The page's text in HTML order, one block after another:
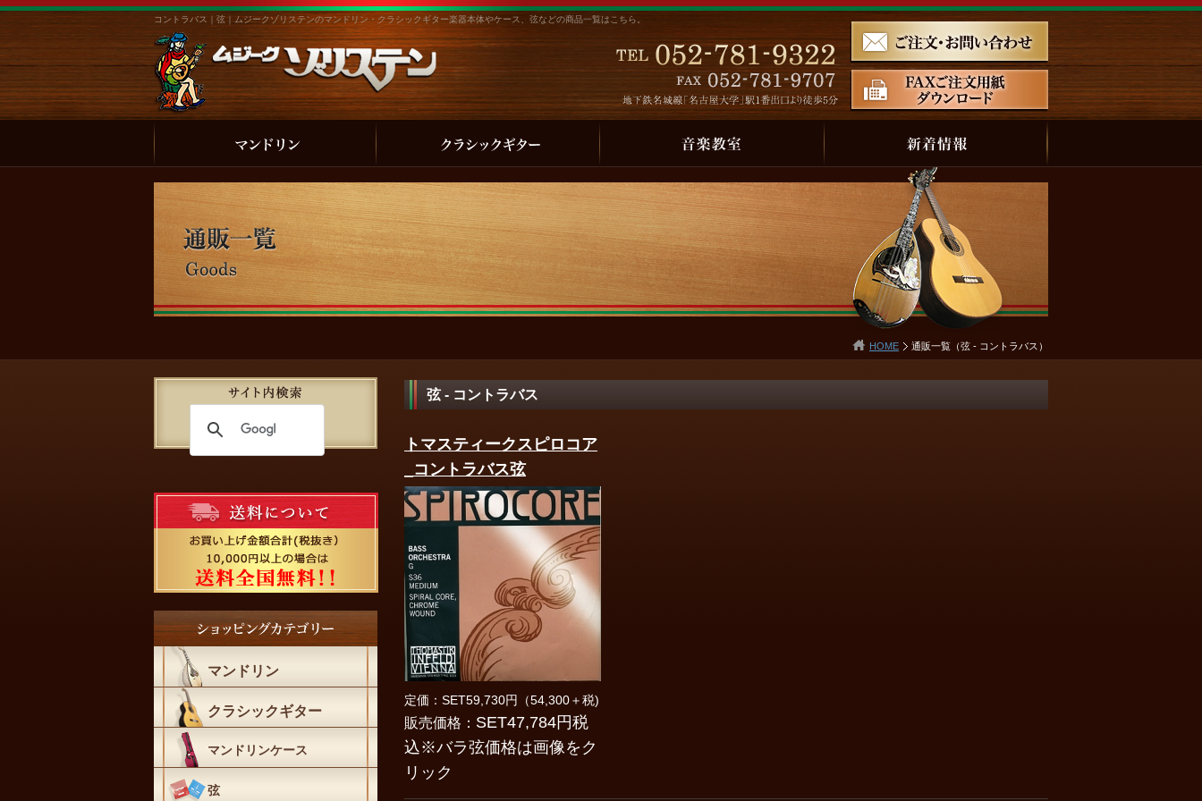
コントラバス｜弦｜ムジークゾリステンのマンドリン・クラシックギター楽器本体やケース、弦などの商品一覧はこちら。
HOME 通販一覧（弦 - コントラバス）
弦 - コントラバス
トマスティークスピロコア
_コントラバス弦
定価：SET59,730円（54,300＋税)
販売価格： SET47,784円税
込※バラ弦価格は画像をク
リック
マンドリン
クラシックギター
マンドリンケース
弦